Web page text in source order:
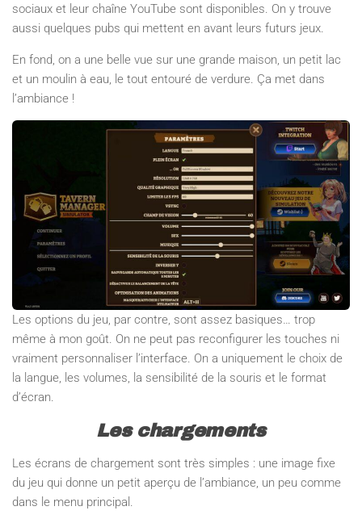
sociaux et leur chaîne YouTube sont disponibles. On y trouve
aussi quelques pubs qui mettent en avant leurs futurs jeux.
En fond, on a une belle vue sur une grande maison, un petit lac
et un moulin à eau, le tout entouré de verdure. Ça met dans
l’ambiance !
Les options du jeu, par contre, sont assez basiques… trop
même à mon goût. On ne peut pas reconfigurer les touches ni
vraiment personnaliser l’interface. On a uniquement le choix de
la langue, les volumes, la sensibilité de la souris et le format
d’écran.
Les chargements
Les écrans de chargement sont très simples : une image fixe
du jeu qui donne un petit aperçu de l’ambiance, un peu comme
dans le menu principal.